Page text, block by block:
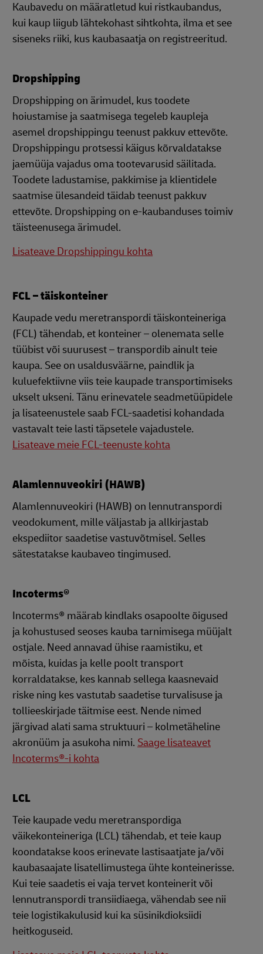
Kaubavedu on määratletud kui ristkaubandus,
kui kaup liigub lähtekohast sihtkohta, ilma et see
siseneks riiki, kus kaubasaatja on registreeritud.
Dropshipping
Dropshipping on ärimudel, kus toodete
hoiustamise ja saatmisega tegeleb kaupleja
asemel dropshippingu teenust pakkuv ettevõte.
Dropshippingu protsessi käigus kõrvaldatakse
jaemüüja vajadus oma tootevarusid säilitada.
Toodete ladustamise, pakkimise ja klientidele
saatmise ülesandeid täidab teenust pakkuv
ettevõte. Dropshipping on e-kaubanduses toimiv
täisteenusega ärimudel.
Lisateave Dropshippingu kohta
FCL – täiskonteiner
Kaupade vedu meretranspordi täiskonteineriga
(FCL) tähendab, et konteiner – olenemata selle
tüübist või suurusest – transpordib ainult teie
kaupa. See on usaldusväärne, paindlik ja
kuluefektiivne viis teie kaupade transportimiseks
ukselt ukseni. Tänu erinevatele seadmetüüpidele
ja lisateenustele saab FCL-saadetisi kohandada
vastavalt teie lasti täpsetele vajadustele.
Lisateave meie FCL-teenuste kohta
Alamlennuveokiri (HAWB)
Alamlennuveokiri (HAWB) on lennutranspordi
veodokument, mille väljastab ja allkirjastab
ekspediitor saadetise vastuvõtmisel. Selles
sätestatakse kaubaveo tingimused.
Incoterms®
Incoterms® määrab kindlaks osapoolte õigused
ja kohustused seoses kauba tarnimisega müüjalt
ostjale. Need annavad ühise raamistiku, et
mõista, kuidas ja kelle poolt transport
korraldatakse, kes kannab sellega kaasnevaid
riske ning kes vastutab saadetise turvalisuse ja
tollieeskirjade täitmise eest. Nende nimed
järgivad alati sama struktuuri – kolmetäheline
akronüüm ja asukoha nimi. Saage lisateavet
Incoterms®-i kohta
LCL
Teie kaupade vedu meretranspordiga
väikekonteineriga (LCL) tähendab, et teie kaup
koondatakse koos erinevate lastisaatjate ja/või
kaubasaajate lisatellimustega ühte konteinerisse.
Kui teie saadetis ei vaja tervet konteinerit või
lennutranspordi transiidiaega, vähendab see nii
teie logistikakulusid kui ka süsinikdioksiidi
heitkoguseid.